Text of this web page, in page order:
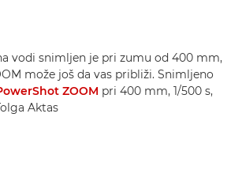
vodi snimljen je pri zumu od 400 mm,
može još da vas približi. Snimljeno
ZOOM pri 400 mm, 1/500 s,
Aktas